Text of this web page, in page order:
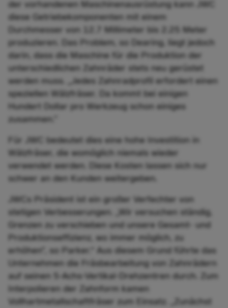
der vorhandenen Maschinenausrüstung kann JWC
diese Getriebekomponenten mit einem
Durchmesser von 12.7 Millimeter bis 2.25 Meter
produzieren. Das Problem, so Dearing, liegt jedoch
darin, dass die Maschine für die Produktion der
unterschiedlichen Zahnräder stets neu gerüstet
werden muss. „Jedes Zahnradprofil erfordert einen
speziellen Wälzfräser. Da kommt bei einigen
Hundert Dollar pro Werkzeug schon einiges
zusammen.”
Für JWC bedeutet dies eine hohe Investition in
Wälzfräser, die womöglich niemals wieder
verwendet werden. Diese Kosten lassen sich nur
schwer an den Kunden weitergeben.
JWCs Präsident ist ein großer Verfechter von
stetigen Verbesserungen. „Wir versuchen ständig,
Grenzen zu verschieben und unsere Gesamt- und
Produktionseffizienz, wo immer möglich, zu
erhöhen”, so Parker.“ Aus diesem Grund führte das
Unternehmen die Fräsbearbeitung von Zahnrädern
auf seinen 5-Achs-Vertikal-Drehzentren durch. Zum
Interpolieren der Zahnform kamen
Vollhartmetallschaftfräser zum Einsatz. „Zunächst